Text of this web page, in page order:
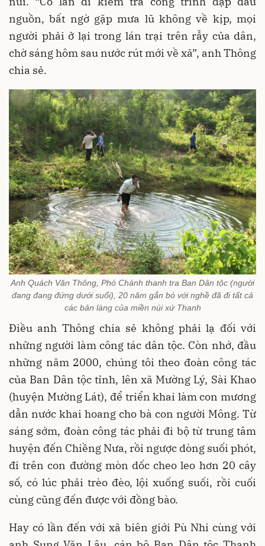
nguồn, bất ngờ gặp mưa lũ không về kịp, mọi
người phải ở lại trong lán trại trên rẫy của dân,
chờ sáng hôm sau nước rút mới về xã”, anh Thông
chia sẻ.
Anh Quách Văn Thông, Phó Chánh thanh tra Ban Dân tộc (người
đang đang đứng dưới suối), 20 năm gắn bó với nghề đã đi tất cả
các bản làng của miền núi xứ Thanh
Điều anh Thông chia sẻ không phải lạ đối với
những người làm công tác dân tộc. Còn nhớ, đầu
những năm 2000, chúng tôi theo đoàn công tác
của Ban Dân tộc tỉnh, lên xã Mường Lý, Sài Khao
(huyện Mường Lát), để triển khai làm con mương
dẫn nước khai hoang cho bà con người Mông. Từ
sáng sớm, đoàn công tác phải đi bộ từ trung tâm
huyện đến Chiềng Nưa, rồi ngược dòng suối phót,
đi trên con đường mòn dốc cheo leo hơn 20 cây
số, có lúc phải trèo đèo, lội xuống suối, rồi cuối
cùng cũng đến được với đồng bào.
Hay có lần đến với xã biên giới Pù Nhi cùng với